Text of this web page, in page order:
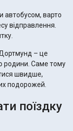
автобусом, варто
відправлення.
– це
родини. Саме тому
швидше,
подорожей.
поїздку